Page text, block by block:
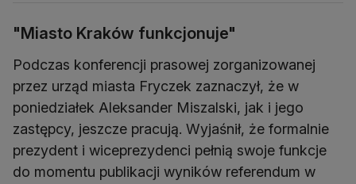
"Miasto Kraków funkcjonuje"
Podczas konferencji prasowej zorganizowanej
przez urząd miasta Fryczek zaznaczył, że w
poniedziałek Aleksander Miszalski, jak i jego
zastępcy, jeszcze pracują. Wyjaśnił, że formalnie
prezydent i wiceprezydenci pełnią swoje funkcje
do momentu publikacji wyników referendum w